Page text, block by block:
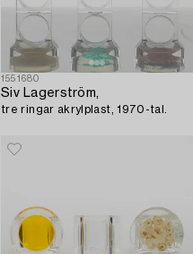
1551680
Siv Lagerström,
tre ringar akrylplast, 1970-tal.